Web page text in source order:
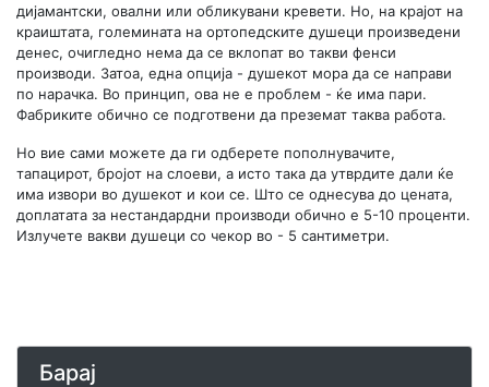
дијамантски, овални или обликувани кревети. Но, на крајот на
краиштата, големината на ортопедските душеци произведени
денес, очигледно нема да се вклопат во такви фенси
производи. Затоа, една опција - душекот мора да се направи
по нарачка. Во принцип, ова не е проблем - ќе има пари.
Фабриките обично се подготвени да преземат таква работа.
Но вие сами можете да ги одберете пополнувачите,
тапацирот, бројот на слоеви, а исто така да утврдите дали ќе
има извори во душекот и кои се. Што се однесува до цената,
доплатата за нестандардни производи обично е 5-10 проценти.
Излучете вакви душеци со чекор во - 5 сантиметри.
Барај